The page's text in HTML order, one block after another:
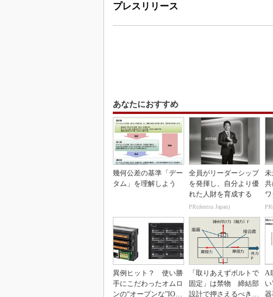
プレスリリース
あなたにおすすめ
幾何公差の基準「デー
タム」を理解しよう
全員がリーダーシップ
を発揮し、自分より優
れた人財を育成する
PR(dentsu Japan)
共
異例ヒット？ 使い勝
手にこだわったオムロ
ンの“オープンな”IO-L
「取りあえずボルトで
固定」は禁物 締結部
設計で押さえるべき基
器